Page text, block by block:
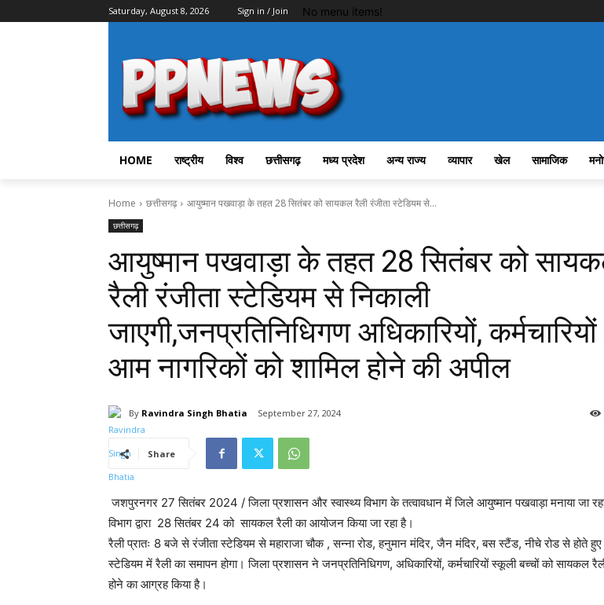
Saturday, August 8, 2026 Sign in / Join No menu items!
HOME राष्ट्रीय विश्व छत्तीसगढ़ मध्य प्रदेश अन्य राज्य व्यापार खेल सामाजिक
Home छत्तीसगढ़ आयुष्मान पखवाड़ा के तहत 28 सितंबर को सायकल रैली रंजीता स्टेडियम से...
छत्तीसगढ़
आयुष्मान पखवाड़ा के तहत 28 सितंबर को
रैली रंजीता स्टेडियम से निकाली
जाएगी,जनप्रतिनिधिगण अधिकारियों,
आम नागरिकों को शामिल होने की अपील
By Ravindra Singh Bhatia September 27, 2024
Share
जशपुरनगर 27 सितंबर 2024 / जिला प्रशासन और स्वास्थ्य विभाग के तत्वावधान में जिले आयुष्मान पखवाड़ा मनाया जा
विभाग द्वारा 28 सितंबर 24 को सायकल रैली का आयोजन किया जा रहा है।
रैली प्रातः 8 बजे से रंजीता स्टेडियम से महाराजा चौक , सन्ना रोड, हनुमान मंदिर, जैन मंदिर, बस स्टैंड, नीचे रोड से होते हुए
स्टेडियम में रैली का समापन होगा। जिला प्रशासन ने जनप्रतिनिधिगण, अधिकारियों, कर्मचारियों स्कूली बच्चों को सायकल
होने का आग्रह किया है।